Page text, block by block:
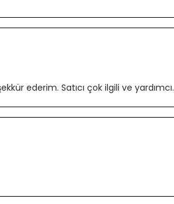
ederim. Satıcı çok ilgili ve yardımcı.